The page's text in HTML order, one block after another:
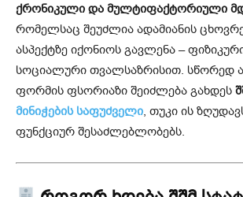
ქრონიკული და მულტიფაქტორიული
რომელსაც შეუძლია ადამიანის
ასპექტზე იქონიოს გავლენა –
სოციალური თვალსაზრისით. სწორედ
ფორმის ფსორიაზი შეიძლება გახდეს
მინიჭების საფუძველი, თუკი ის
ფუნქციურ შესაძლებლობებს.